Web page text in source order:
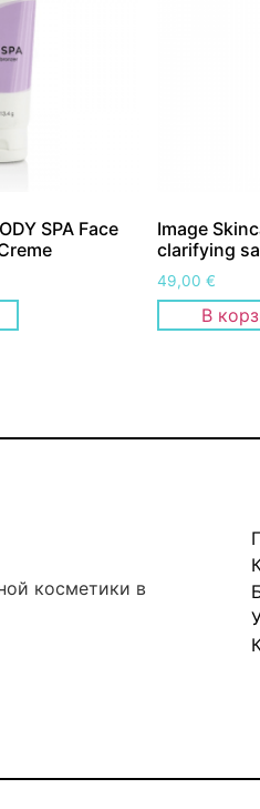
SPA Face
Image
clarifying
49,00 €
В
косметики в